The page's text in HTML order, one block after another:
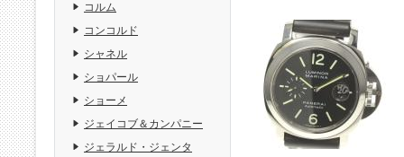
コルム
コンコルド
シャネル
ショパール
ショーメ
ジェイコブ＆カンパニー
ジェラルド・ジェンタ